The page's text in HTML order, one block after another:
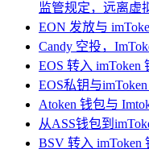
监管规定，远离虚
EON 发放与
Candy 空投，
EOS 转入 imToken
EOS私钥与
Atoken 钱包与
从ASS钱包到
BSV 转入 imToken